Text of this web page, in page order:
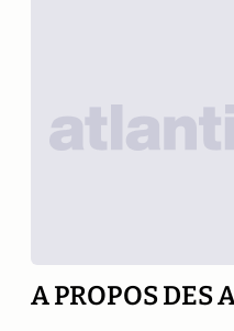
A PROPOS DES